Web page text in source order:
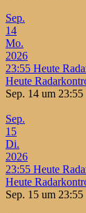
Sep.
14
Mo.
2026
23:55 Heute
Heute
Sep. 14 um 23:55
Sep.
15
Di.
2026
23:55 Heute
Heute
Sep. 15 um 23:55